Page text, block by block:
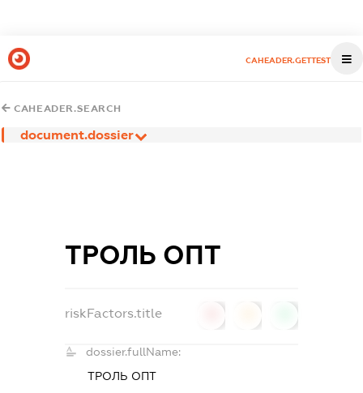
CAHEADER.GETTEST
CAHEADER.SEARCH
document.dossier
ТРОЛЬ ОПТ
riskFactors.title
dossier.fullName:
ТРОЛЬ ОПТ